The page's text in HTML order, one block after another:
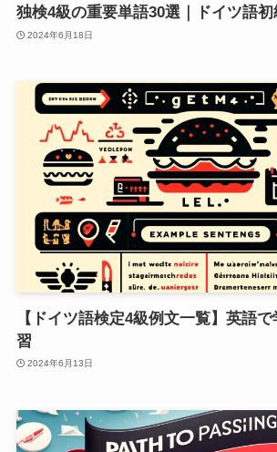
独検4級の重要単語30選｜ドイツ語
2024年6月18日
【ドイツ語検定4級例文一覧】英語
習
2024年6月13日